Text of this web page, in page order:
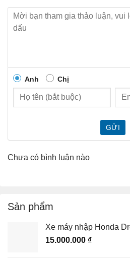
Anh Chị
GỬI
Chưa có bình luận nào
Sản phẩm
Xe máy nhập Honda
15.000.000 ₫